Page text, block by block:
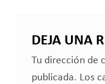
DEJA UNA
Tu dirección de
publicada. Los